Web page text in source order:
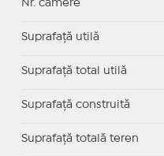
Nr. camere
Suprafaţă utilă
Suprafaţă total utilă
Suprafaţă construită
Suprafață totală teren